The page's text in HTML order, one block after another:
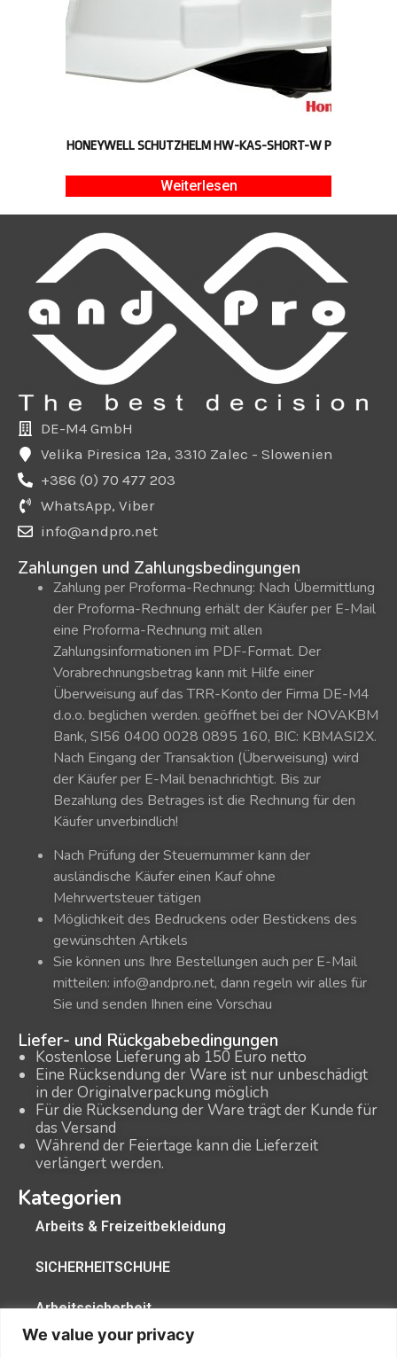
We value your privacy
HONEYWELL SCHUTZHELM HW-KAS-SHORT-W P
Weiterlesen
DE-M4 GmbH
Velika Piresica 12a, 3310 Zalec - Slowenien
+386 (0) 70 477 203
WhatsApp, Viber
info@andpro.net
Zahlungen und Zahlungsbedingungen
Zahlung per Proforma-Rechnung: Nach Übermittlung
der Proforma-Rechnung erhält der Käufer per E-Mail
eine Proforma-Rechnung mit allen
Zahlungsinformationen im PDF-Format. Der
Vorabrechnungsbetrag kann mit Hilfe einer
Überweisung auf das TRR-Konto der Firma DE-M4
d.o.o. beglichen werden. geöffnet bei der NOVAKBM
Bank, SI56 0400 0028 0895 160, BIC: KBMASI2X.
Nach Eingang der Transaktion (Überweisung) wird
der Käufer per E-Mail benachrichtigt. Bis zur
Bezahlung des Betrages ist die Rechnung für den
Käufer unverbindlich!
Nach Prüfung der Steuernummer kann der
ausländische Käufer einen Kauf ohne
Mehrwertsteuer tätigen
Möglichkeit des Bedruckens oder Bestickens des
gewünschten Artikels
Sie können uns Ihre Bestellungen auch per E-Mail
mitteilen: info@andpro.net, dann regeln wir alles für
Sie und senden Ihnen eine Vorschau
Liefer- und Rückgabebedingungen
Kostenlose Lieferung ab 150 Euro netto
Eine Rücksendung der Ware ist nur unbeschädigt
in der Originalverpackung möglich
Für die Rücksendung der Ware trägt der Kunde für
das Versand
Während der Feiertage kann die Lieferzeit
verlängert werden.
Kategorien
Arbeits & Freizeitbekleidung
SICHERHEITSCHUHE
Arbeitssicherheit
BETRIEBSBEDARF